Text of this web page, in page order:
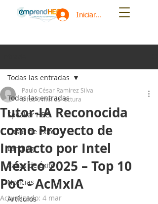
Iniciar sesión
Todas las entradas
Speaker HEC
Casos de Éxito
Landing
Casos de Éxito
Noticias
Artículos
Todas las entradas
Tutor-IA Reconocida
como Proyecto de
Impacto por Intel
México 2025 – Top 10
PoC - AcMxIA
Paulo César Ramírez Silva
8 feb6 min de lectura
Actualizado: 4 mar